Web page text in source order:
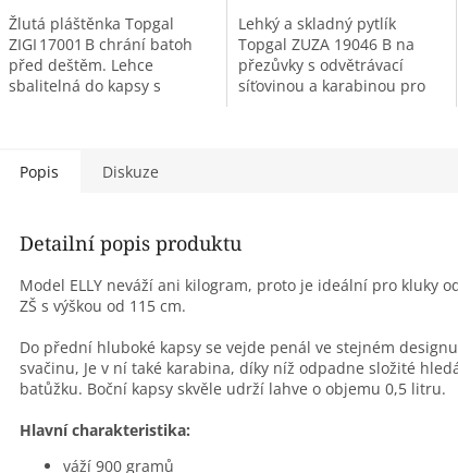
Žlutá pláštěnka Topgal
ZIGI 17001 B chrání batoh
před deštěm. Lehce
sbalitelná do kapsy s
Lehký a skladný pytlík
Topgal ZUZA 19046 B na
přezůvky s odvětrávací
síťovinou a karabinou pro
Popis Diskuze
Detailní popis produktu
Model ELLY neváží ani kilogram, proto je ideální pro kluky
ZŠ s výškou od 115 cm.
Do přední hluboké kapsy se vejde penál ve stejném
svačinu, Je v ní také karabina, díky níž odpadne složité
batůžku. Boční kapsy skvěle udrží lahve o objemu 0,5 litru.
Hlavní charakteristika:
váží 900 gramů